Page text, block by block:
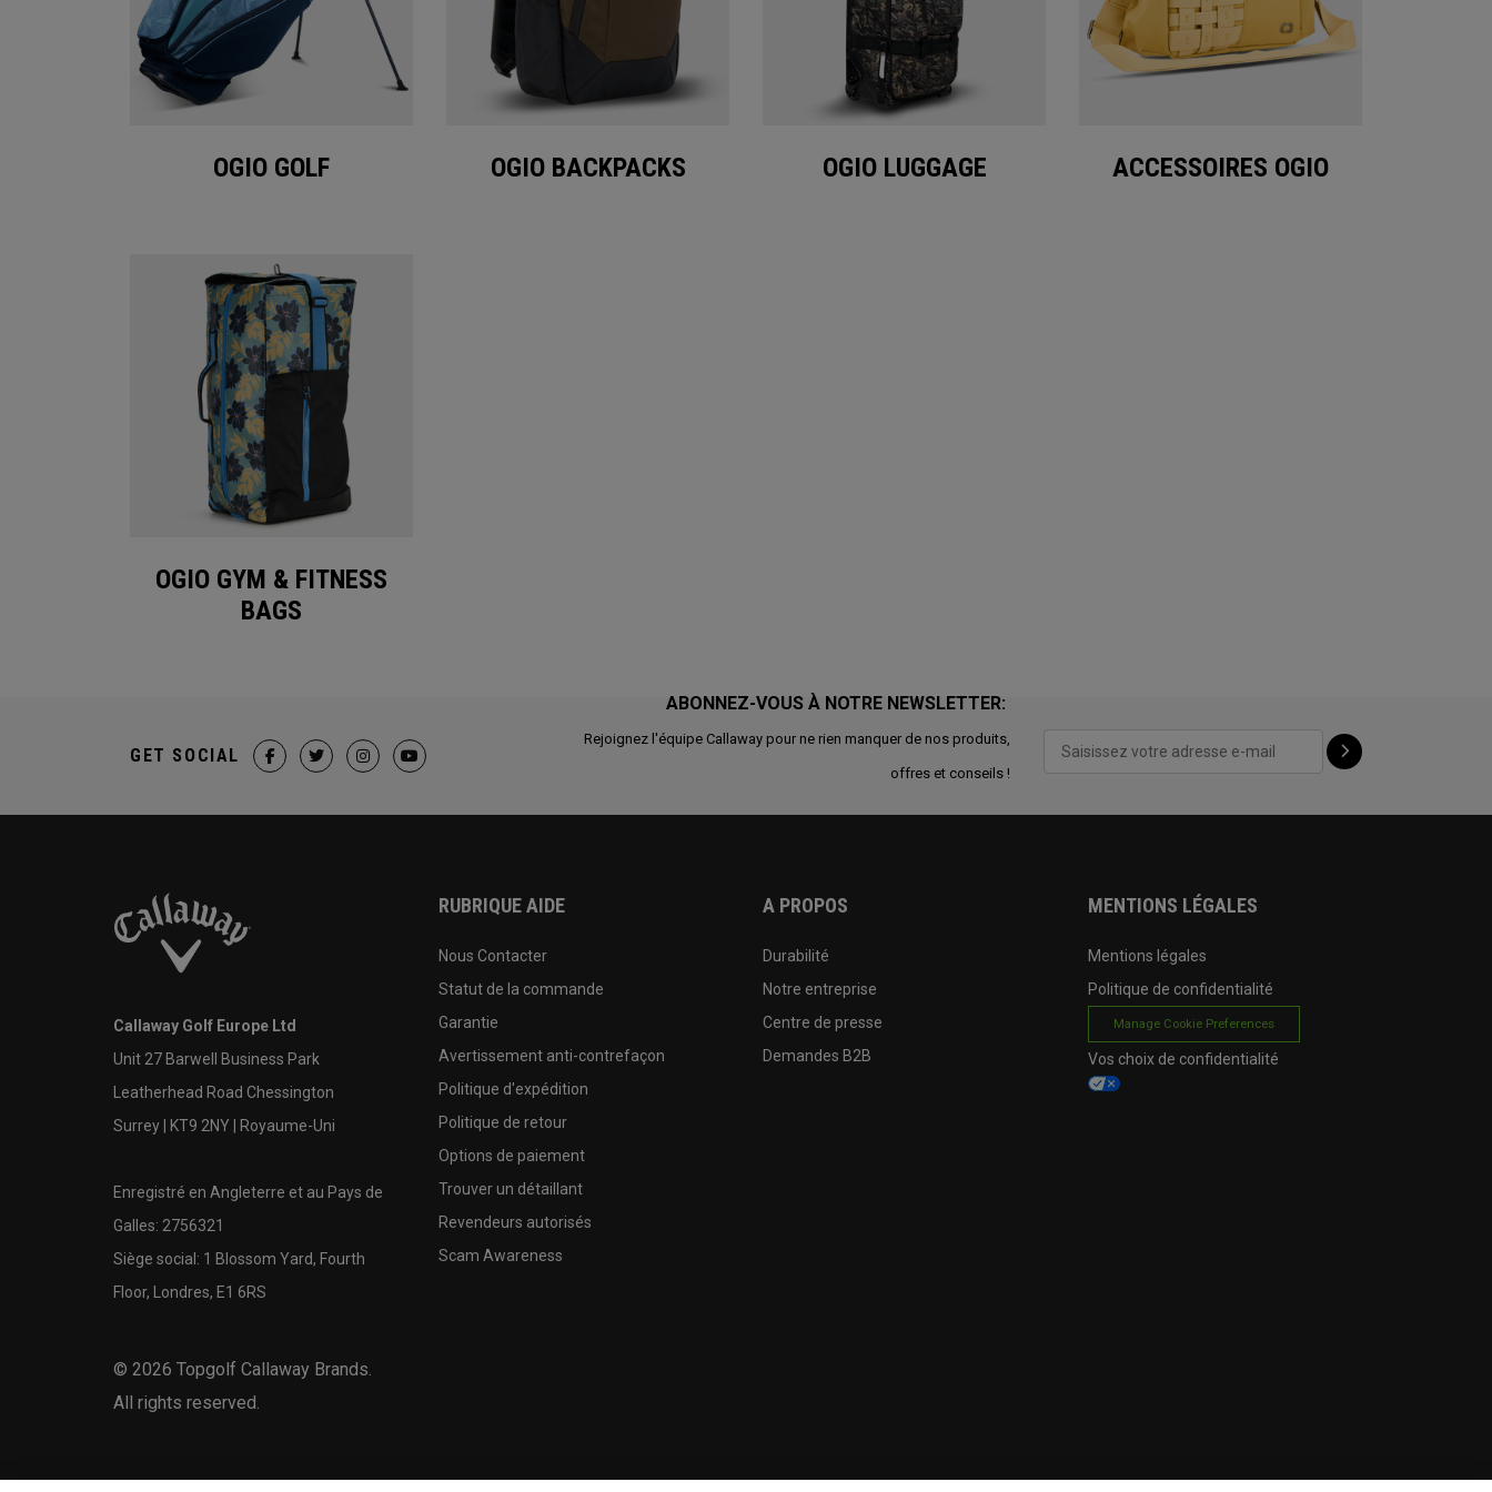
OGIO GOLF OGIO BACKPACKS OGIO LUGGAGE ACCESSOIRES OGIO
OGIO GYM & FITNESS
BAGS
ABONNEZ-VOUS À NOTRE NEWSLETTER:
Rejoignez l'équipe Callaway pour ne rien manquer de nos produits,
offres et conseils !
GET SOCIAL
Callaway Golf Europe Ltd
Unit 27 Barwell Business Park
Leatherhead Road Chessington
Surrey | KT9 2NY | Royaume-Uni
Enregistré en Angleterre et au Pays de
Galles: 2756321
Siège social: 1 Blossom Yard, Fourth
Floor, Londres, E1 6RS
© 2026 Topgolf Callaway Brands.
All rights reserved.
RUBRIQUE AIDE
Nous Contacter
Statut de la commande
Garantie
Avertissement anti-contrefaçon
Politique d'expédition
Politique de retour
Options de paiement
Trouver un détaillant
Revendeurs autorisés
Scam Awareness
A PROPOS
Durabilité
Notre entreprise
Centre de presse
Demandes B2B
MENTIONS LÉGALES
Mentions légales
Politique de confidentialité
Manage Cookie Preferences
Vos choix de confidentialité